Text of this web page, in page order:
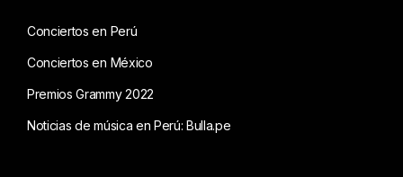
Conciertos en Perú
Conciertos en México
Premios Grammy 2022
Noticias de música en Perú: Bulla.pe